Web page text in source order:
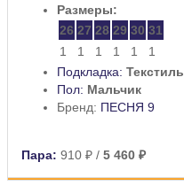
Размеры:
26 27 28 29 30 31
1
1 1 1 1
1
Подкладка: Текстиль
Пол: Мальчик
Бренд: ПЕСНЯ 9
Пара: 910 ₽ / 5 460 ₽